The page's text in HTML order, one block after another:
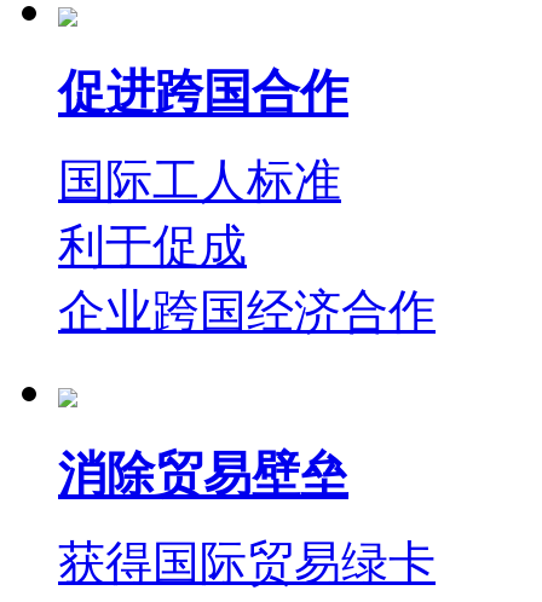
促进跨国合作
国际工人标准
利于促成
企业跨国经济合作
消除贸易壁垒
获得国际贸易绿卡